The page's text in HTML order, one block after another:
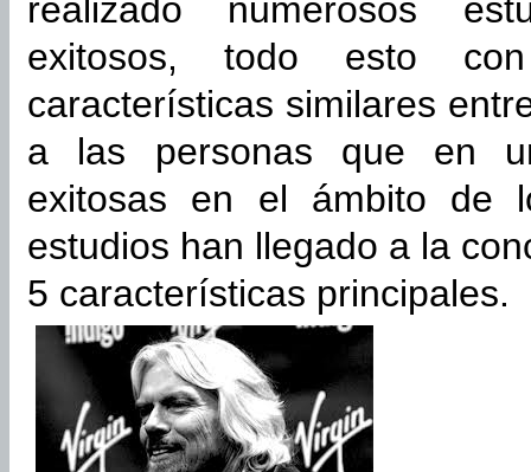
realizado numerosos
exitosos, todo esto
características similares
a las personas que en
exitosas en el ámbito de
estudios han llegado a la
5 características principales.